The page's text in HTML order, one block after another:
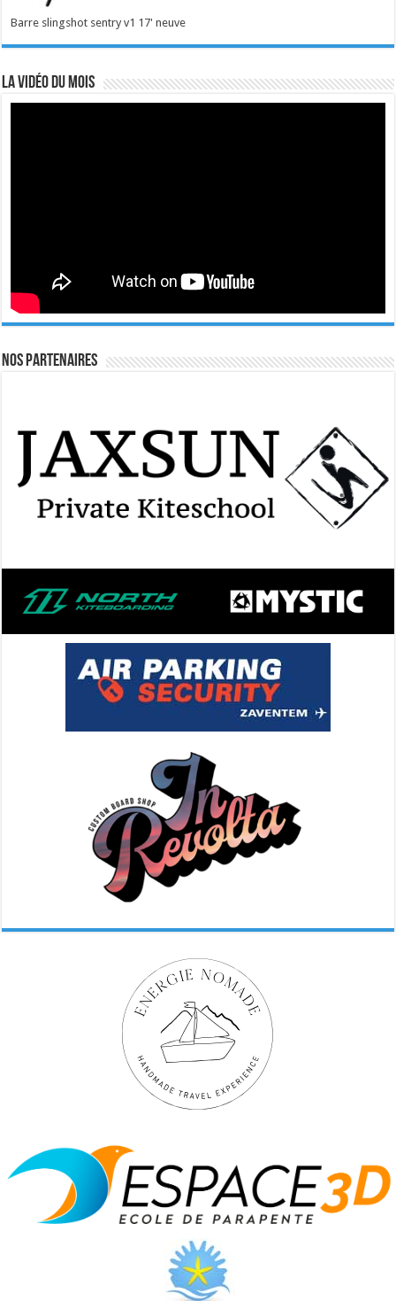
Barre slingshot sentry v1 17' neuve
La vidéo du mois
Nos Partenaires